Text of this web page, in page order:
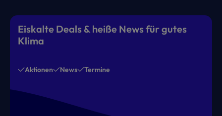
Eiskalte Deals & heiße News für gutes
Klima
Aktionen News Termine